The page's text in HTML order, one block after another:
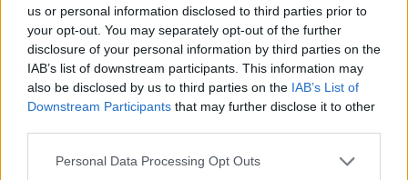
us or personal information disclosed to third parties prior to
your opt-out. You may separately opt-out of the further
disclosure of your personal information by third parties on the
IAB’s list of downstream participants. This information may
also be disclosed by us to third parties on the IAB’s List of
Downstream Participants that may further disclose it to other
Personal Data Processing Opt Outs
eredményeképpen az európai energiapiac
bizonyos mértékben visszafejlődött és
sérülékenyebb lett - mondta el Szabó Gergely,
Regional Chairman, MET Central Europe a
Portfolio Energy Investment Forumon.
csúcsvezetői egy helyen: stratégiai válaszok